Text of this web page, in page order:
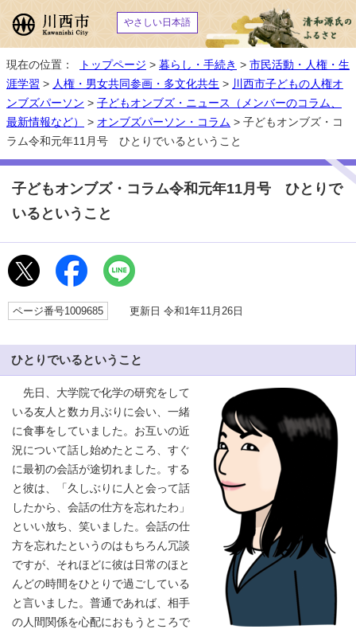
やさしい日本語
現在の位置： トップページ > 暮らし・手続き > 市民活動・人権・生
涯学習 > 人権・男女共同参画・多文化共生 > 川西市子どもの人権オ
ンブズパーソン > 子どもオンブズ・ニュース（メンバーのコラム、
最新情報など）
> オンブズパーソン・コラム > 子どもオンブズ・コ
ラム令和元年11月号 ひとりでいるということ
子どもオンブズ・コラム令和元年11月号 ひとりで
いるということ
ページ番号1009685 更新日 令和1年11月26日
ひとりでいるということ
先日、大学院で化学の研究をして
いる友人と数カ月ぶりに会い、一緒
に食事をしていました。お互いの近
況について話し始めたところ、すぐ
に最初の会話が途切れました。する
と彼は、「久しぶりに人と会って話
したから、会話の仕方を忘れたわ」
といい放ち、笑いました。会話の仕
方を忘れたというのはもちろん冗談
ですが、それほどに彼は日常のほと
んどの時間をひとりで過ごしている
と言いました。普通であれば、相手
の人間関係を心配におもうところで